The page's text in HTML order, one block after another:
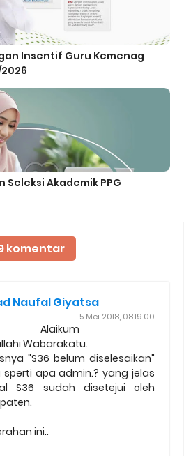
Insentif Guru Kemenag
Seleksi Akademik PPG
komentar
Naufal Giyatsa
5 Mei 2018, 08.19.00
Alaikum
Wabarakatu.
"S36 belum diselesaikan"
sperti apa admin.? yang jelas
S36 sudah disetejui oleh
ini..